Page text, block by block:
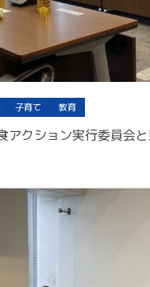
子育て 教育
アクション実行委員会